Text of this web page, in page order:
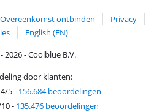
Overeenkomst ontbinden
Privacy
English (EN)
2026 - Coolblue B.V.
door klanten:
5- 156.684 beoordelingen
- 135.476 beoordelingen